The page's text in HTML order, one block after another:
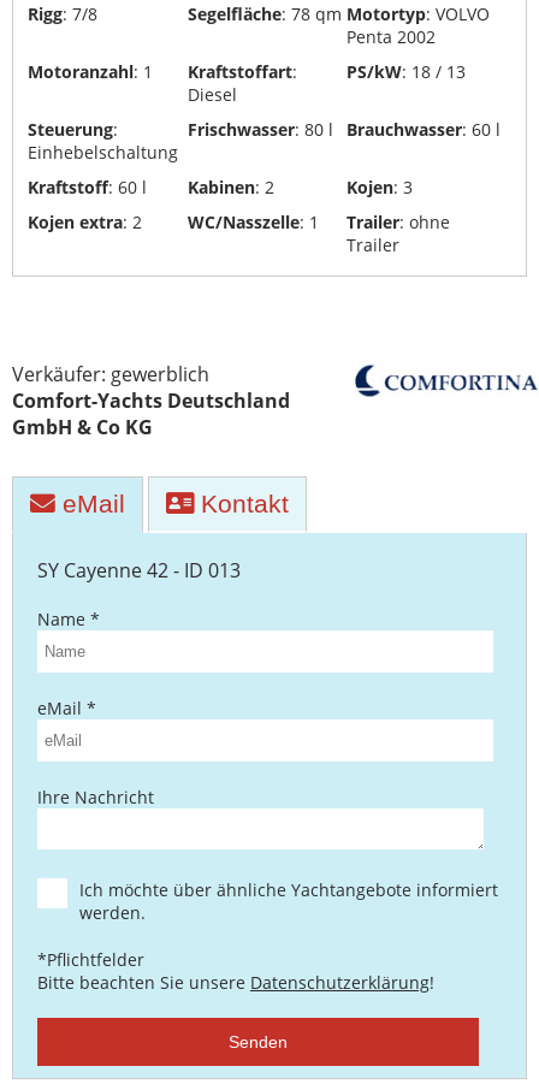
Rigg: 7/8 Segelfläche: 78 qm Motortyp: VOLVO
Penta 2002
Motoranzahl: 1 Kraftstoffart:
Diesel
PS/kW: 18 / 13
Steuerung:
Einhebelschaltung
Frischwasser: 80 l Brauchwasser: 60 l
Kraftstoff: 60 l Kabinen: 2 Kojen: 3
Kojen extra: 2 WC/Nasszelle: 1 Trailer: ohne
Trailer
Verkäufer: gewerblich
Comfort-Yachts Deutschland
GmbH & Co KG
eMail Kontakt
SY Cayenne 42 - ID 013
Name *
eMail *
Ihre Nachricht
Ich möchte über ähnliche Yachtangebote informiert
werden.
*Pflichtfelder
Bitte beachten Sie unsere Datenschutzerklärung!
Senden